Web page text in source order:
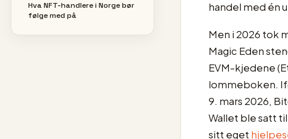
handel med én
Men i 2026 tok
Magic Eden
EVM-kjedene
lommeboken.
9. mars 2026,
Wallet ble satt
sitt eget
Hva NFT-handlere i Norge bør
følge med på